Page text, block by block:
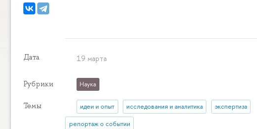
Дата 19 марта
Рубрики Наука
Темы идеи и опыт исследования и аналитика экспертиза
репортаж о событии